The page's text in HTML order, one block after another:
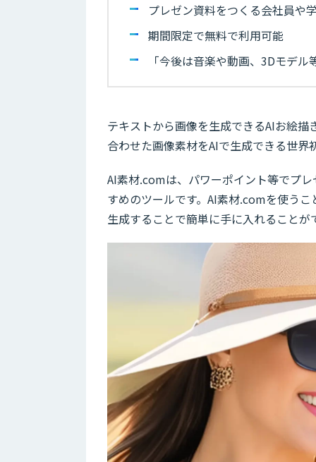
プレゼン資料をつくる会社員や
期間限定で無料で利用可能
「今後は音楽や動画、3Dモデ
テキストから画像を生成できるAIお絵
合わせた画像素材をAIで生成できる世
AI素材.comは、パワーポイント等でプ
すめのツールです。AI素材.comを使う
生成することで簡単に手に入れること